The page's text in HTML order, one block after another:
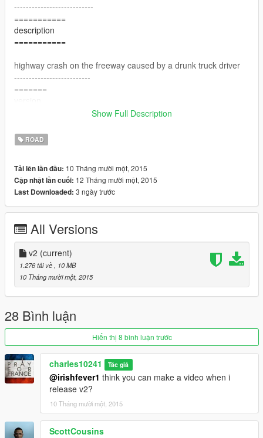
---------------------------
===========
description
===========
highway crash on the freeway caused by a drunk truck driver
--------------------------
=======
v1 added scene
men
-----------------------
Put all ".xmls" in your GTA directory.
Download the newest version of Map Editor by Guadmaz.
https://www.gta5-mods.com/scripts/map-editor
When you get it working, go to "load map"
Type in what ever ".xmls" you would like and your done
don't be near the park as its loading in this may cause issues!
!!! --- Do not reupload this mod without my permission --- !!!
Show Full Description
ROAD
Tải lên lần đầu: 10 Tháng mười một, 2015
Cập nhật lần cuối: 12 Tháng mười một, 2015
Last Downloaded: 3 ngày trước
All Versions
v2 (current)
1.276 tải về
, 10 MB
10 Tháng mười một, 2015
28 Bình luận
Hiển thị 8 bình luận trước
charles10241 Tác giả
@irishfever1 think you can make a video when i
release v2?
10 Tháng mười một, 2015
ScottCousins